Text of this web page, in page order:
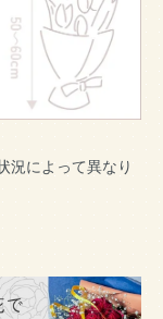
況によって異なり